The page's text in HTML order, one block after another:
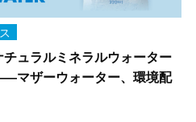
チュラルミネラルウォーター
マザーウォーター、環境配